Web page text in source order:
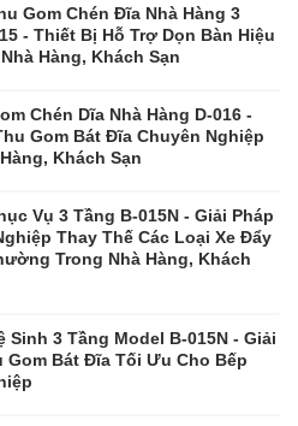
Gom Chén Đĩa Nhà Hàng 3
- Thiết Bị Hỗ Trợ Dọn Bàn Hiệu
Hàng, Khách Sạn
Chén Dĩa Nhà Hàng D-016 -
Gom Bát Đĩa Chuyên Nghiệp
Khách Sạn
Vụ 3 Tầng B-015N - Giải Pháp
Thay Thế Các Loại Xe Đẩy
Trong Nhà Hàng, Khách
Sinh 3 Tầng Model B-015N - Giải
Gom Bát Đĩa Tối Ưu Cho Bếp